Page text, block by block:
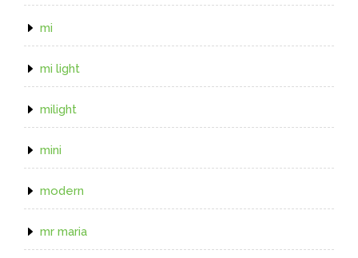
mi
mi light
milight
mini
modern
mr maria